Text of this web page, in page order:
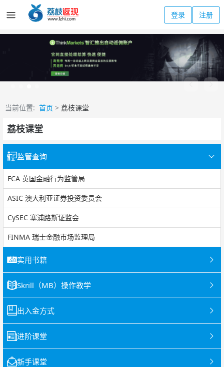
登录 注册
当前位置: 首页 > 荔枝课堂
荔枝课堂
监管查询
FCA 英国金融行为监管局
ASIC 澳大利亚证券投资委员会
CySEC 塞浦路斯证监会
FINMA 瑞士金融市场监理局
实用书籍
Skrill（MB）操作教学
出入金方式
进阶课堂
新手课堂